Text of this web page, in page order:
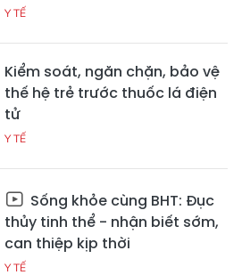
Y TẾ
Kiểm soát, ngăn chặn, bảo vệ
thế hệ trẻ trước thuốc lá điện
tử
Y TẾ
Sống khỏe cùng BHT: Đục
thủy tinh thể - nhận biết sớm,
can thiệp kịp thời
Y TẾ